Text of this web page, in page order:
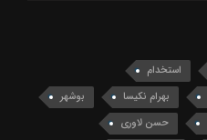
استخدام
بهرام نکیسا
بوشهر
حسن لاوری